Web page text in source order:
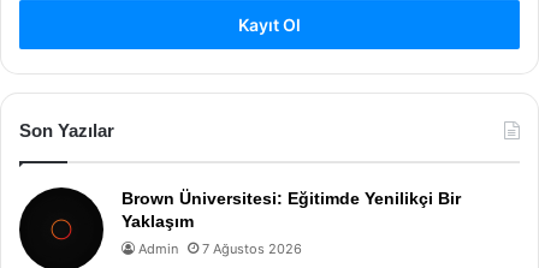
Kayıt Ol
Son Yazılar
Brown Üniversitesi: Eğitimde Yenilikçi Bir
Yaklaşım
Admin 7 Ağustos 2026